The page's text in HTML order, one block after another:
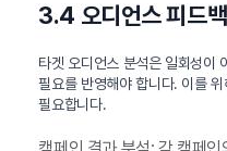
3.4 오디언스 피드
타겟 오디언스 분석은 일회성이
필요를 반영해야 합니다. 이를
필요합니다.